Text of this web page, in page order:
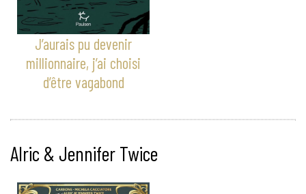
J’aurais pu devenir
millionnaire, j’ai choisi
d’être vagabond
Alric & Jennifer Twice